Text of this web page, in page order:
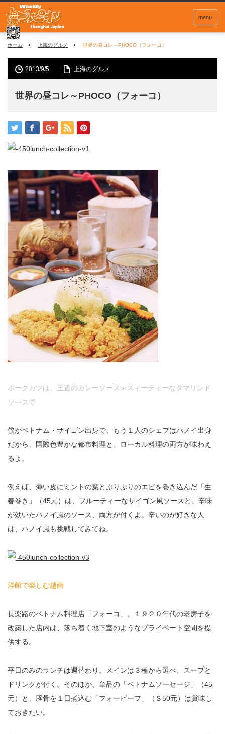
menu
ホーム 上海のグルメ 世界の昼コレ～PHOCO（フォーコ）
2013/9/5 上海のグルメ
世界の昼コレ～PHOCO（フォーコ）
ポークカツは、王道のカレーソースorスィーティーなタマリンド
ソースで
僕がベトナム・サイゴン出身で、もう１人のシェフはハノイ出身
だから、国際色豊かな都市料理と、ローカル料理の両方が味わえ
るよ。
例えば、薄い皮にミントの葉とぷりぷりのエビを巻き込んだ「生
春巻き」（45元）は、フルーティーなサイゴン風ソースと、辛味
が効いたハノイ風のソース、両方が付くよ。辛いのが好きな人
は、ハノイ風も挑戦してみてね。
洋館で楽しむ越南
長楽路のベトナム料理店「フォーコ」。１９２０年代の老房子を
改築した店内は、落ち着く地下室のようなプライベート空間を提
供する。
平日のみのランチは週替わり。メインは３種から選べ、スープと
ドリンクが付く。そのほか、単品の「ベトナムソーセージ」（45
元）と、豚骨を１日煮込む「フォービーフ」（Ｓ50元）は賞味し
ておきたい。